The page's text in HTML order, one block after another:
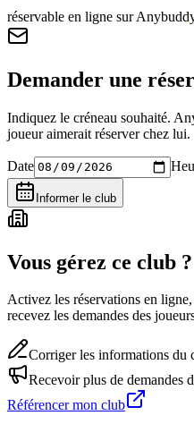
réservable en ligne sur
Demander une
Indiquez le créneau souhaité.
joueur aimerait réserver chez lui.
Date
Informer le club
Vous gérez ce club ?
Activez les réservations en
recevez les demandes des
Corriger les informations du
Recevoir plus de demandes
Référencer mon club